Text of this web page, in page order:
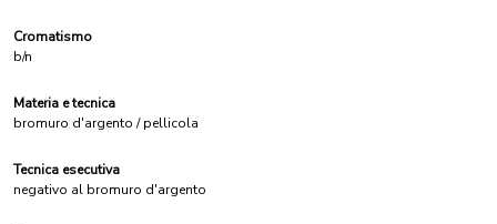
Cromatismo
b/n
Materia e tecnica
bromuro d'argento / pellicola
Tecnica esecutiva
negativo al bromuro d'argento